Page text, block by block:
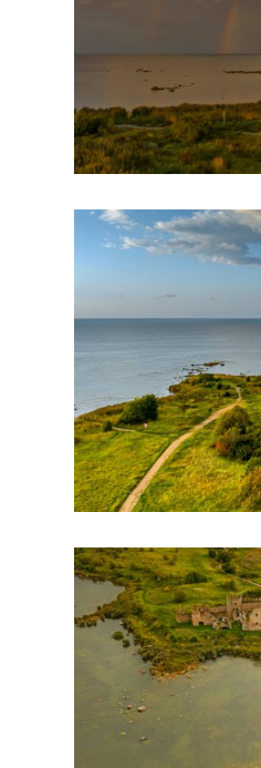
helikopterilt.
aerofoto
arhiiv
ja
müük